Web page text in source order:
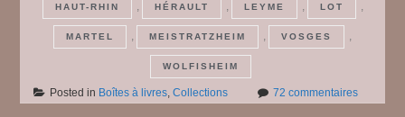
HAUT-RHIN HÉRAULT LEYME LOT
MARTEL MEISTRATZHEIM VOSGES
WOLFISHEIM
Posted in Boîtes à livres ,Collections 72 commentairessur